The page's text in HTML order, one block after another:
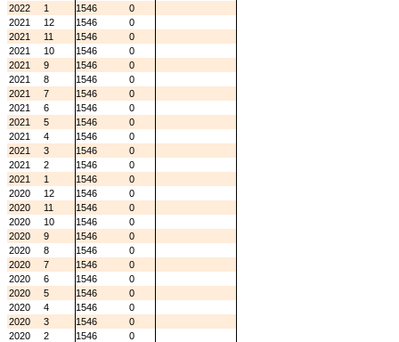
2022
1 1546
0
2021
12 1546
0
2021
11 1546
0
2021
10 1546
0
2021
9 1546
0
2021
8 1546
0
2021
7 1546
0
2021
6 1546
0
2021
5 1546
0
2021
4 1546
0
2021
3 1546
0
2021
2 1546
0
2021
1 1546
0
2020
12 1546
0
2020
11 1546
0
2020
10 1546
0
2020
9 1546
0
2020
8 1546
0
2020
7 1546
0
2020
6 1546
0
2020
5 1546
0
2020
4 1546
0
2020
3 1546
0
2020
2 1546
0